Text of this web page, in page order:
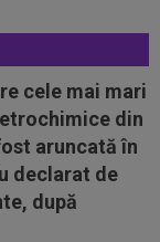
cele mai mari
din
aruncată în
declarat de
după
cu
atacantul